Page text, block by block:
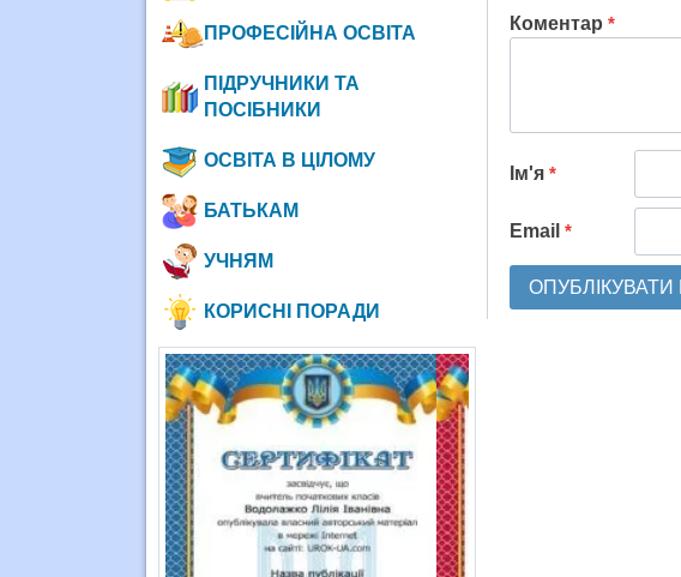
Коментар *
Ім'я *
Email *
ПРОФЕСІЙНА ОСВІТА
ПІДРУЧНИКИ ТА
ПОСІБНИКИ
ОСВІТА В ЦІЛОМУ
БАТЬКАМ
УЧНЯМ
КОРИСНІ ПОРАДИ